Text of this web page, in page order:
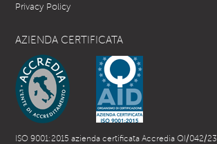
Privacy Policy
AZIENDA CERTIFICATA
ISO 9001:2015 azienda certificata Accredia QI/042/23